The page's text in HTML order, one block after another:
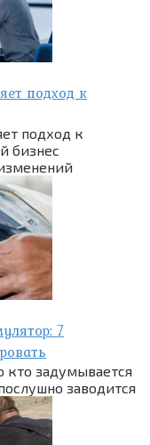
подход к
подход к
бизнес
7
кто задумывается
заводится